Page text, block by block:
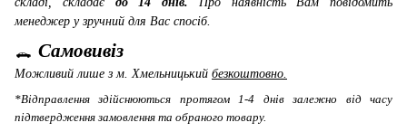
менеджер у зручний для Вас спосіб.
Самовивіз
Можливий лише з м. Хмельницький безкоштовно.
*Відправлення здійснюються протягом 1-4 днів залежно від часу
підтвердження замовлення та обраного товару.